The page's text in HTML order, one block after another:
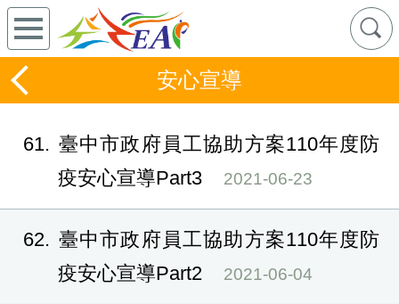
安心宣導
61
臺中市政府員工協助方案110年度防
疫安心宣導Part3
2021-06-23
62
臺中市政府員工協助方案110年度防
疫安心宣導Part2
2021-06-04